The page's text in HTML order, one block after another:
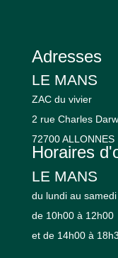
Adresses
LE MANS
ZAC du vivier
2 rue Charles
72700 ALLONNES
Horaires
LE MANS
du lundi au samedi
de 10h00 à 12h00
et de 14h00 à